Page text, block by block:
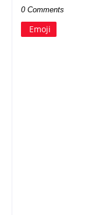
0 Comments
Emoji